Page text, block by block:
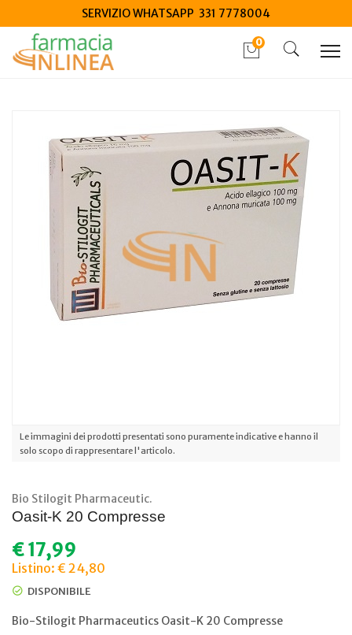
SERVIZIO WHATSAPP 331 7778004
0
Le immagini dei prodotti presentati sono puramente indicative e hanno il
solo scopo di rappresentare l'articolo.
Bio Stilogit Pharmaceutic.
Oasit-K 20 Compresse
€17,99
Listino: € 24,80
DISPONIBILE
Bio-Stilogit Pharmaceutics Oasit-K 20 Compresse